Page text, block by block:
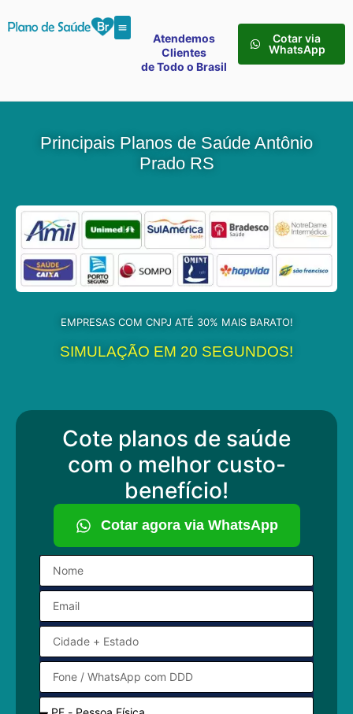
Atendemos
Clientes
de Todo o Brasil
Cotar via
WhatsApp
Principais Planos de Saúde Antônio
Prado RS
EMPRESAS COM CNPJ ATÉ 30% MAIS BARATO!
SIMULAÇÃO EM 20 SEGUNDOS!
Cote planos de saúde
com o melhor custo-
benefício!
Cotar agora via WhatsApp